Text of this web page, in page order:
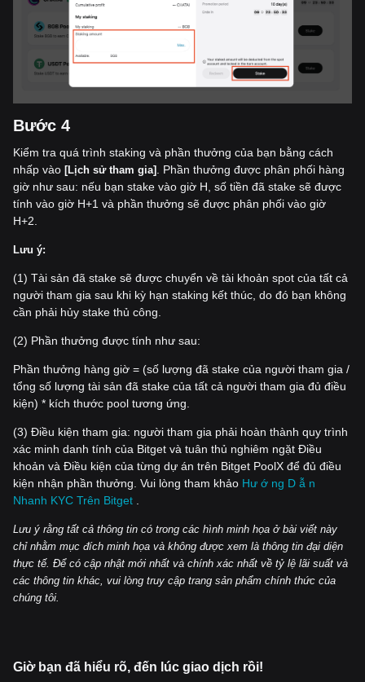
Bước 4
Kiểm tra quá trình staking và phần thưởng của bạn bằng cách
nhấp vào [Lịch sửtham gia]
. Phần thưởng được phân phối hàng
giờ như sau: nếu bạn stake vào giờ H, số tiền đã stake sẽ được
tính vào giờ H+1 và phần thưởng sẽ được phân phối vào giờ
H+2.
Lưu ý:
(1) Tài sản đã stake sẽ được chuyển về tài khoản spot của tất cả
người tham gia sau khi kỳ hạn staking kết thúc, do đó bạn không
cần phải hủy stake thủ công.
(2) Phần thưởng được tính như sau:
Phần thưởng hàng giờ = (số lượng đã stake của người tham gia /
tổng số lượng tài sản đã stake của tất cả người tham gia đủ điều
kiện) * kích thước pool tương ứng.
(3) Điều kiện tham gia: người tham gia phải hoàn thành quy trình
xác minh danh tính của Bitget và tuân thủ nghiêm ngặt Điều
khoản và Điều kiện của từng dự án trên Bitget PoolX để đủ điều
kiện nhận phần thưởng. Vui lòng tham khảo Hư ớ ng D ẫ n
Nhanh KYC Trên Bitget
Lưu ý rằng tất cả thông tin có trong các hình minh họa ởbài viết này
chỉnhằm mục đích minh họa và không được xem là thông tin đại diện
thực tế . Đểcó cập nhật mới nhất và chính xác nhất về tỷ lệ lãi suất và
các thông tin khác, vui lòng truy cập trang sản phẩm chính thức của
chúng tôi.
Giờ bạn đã hiểu rõ, đến lúc giao dịch rồi!